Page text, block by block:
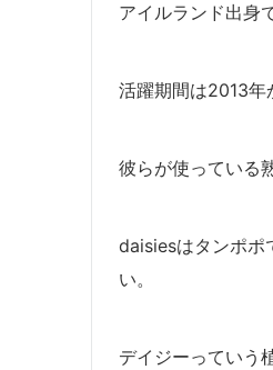
アイルランド出身
活躍期間は2013年
彼らが使っている
daisiesはタンポポ
い。
デイジーっていう